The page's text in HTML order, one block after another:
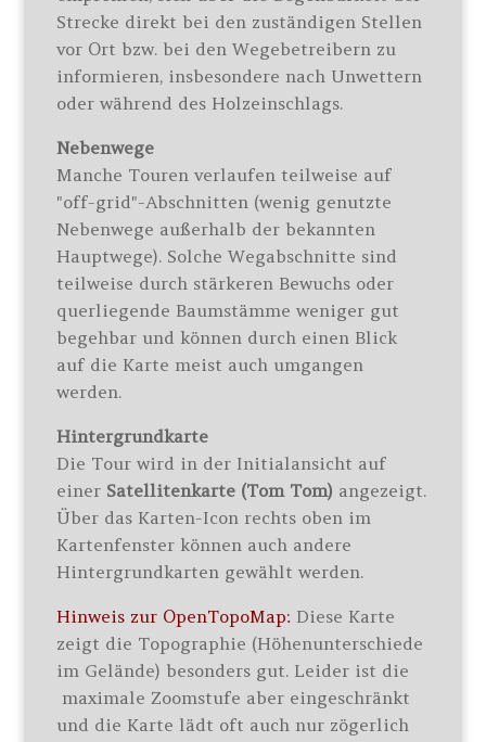
Strecke direkt bei den zuständigen Stellen
vor Ort bzw. bei den Wegebetreibern zu
informieren, insbesondere nach Unwettern
oder während des Holzeinschlags.
Nebenwege
Manche Touren verlaufen teilweise auf
"off-grid"-Abschnitten (wenig genutzte
Nebenwege außerhalb der bekannten
Hauptwege). Solche Wegabschnitte sind
teilweise durch stärkeren Bewuchs oder
querliegende Baumstämme weniger gut
begehbar und können durch einen Blick
auf die Karte meist auch umgangen
werden.
Hintergrundkarte
Die Tour wird in der Initialansicht auf
einer Satellitenkarte (Tom Tom) angezeigt.
Über das Karten-Icon rechts oben im
Kartenfenster können auch andere
Hintergrundkarten gewählt werden.
Hinweis zur OpenTopoMap: Diese Karte
zeigt die Topographie (Höhenunterschiede
im Gelände) besonders gut. Leider ist die
maximale Zoomstufe aber eingeschränkt
und die Karte lädt oft auch nur zögerlich